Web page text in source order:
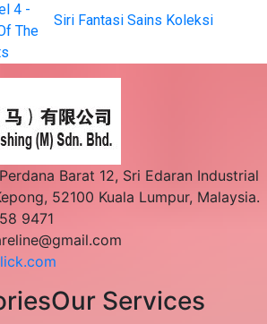
4 -
The
Siri Fantasi Sains Koleksi
Barat 12, Sri Edaran Industrial
52100 Kuala Lumpur, Malaysia.
9471
Our Services